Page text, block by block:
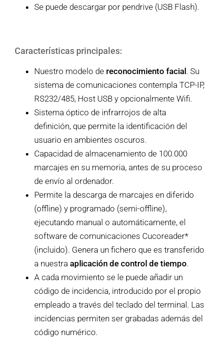
Se puede descargar por pendrive (USB Flash).
Características principales:
Nuestro modelo de reconocimiento facial. Su
sistema de comunicaciones contempla TCP-IP,
RS232/485, Host USB y opcionalmente Wifi.
Sistema óptico de infrarrojos de alta
definición, que permite la identificación del
usuario en ambientes oscuros.
Capacidad de almacenamiento de 100.000
marcajes en su memoria, antes de su proceso
de envío al ordenador.
Permite la descarga de marcajes en diferido
(offline) y programado (semi-offline),
ejecutando manual o automáticamente, el
software de comunicaciones Cucoreader*
(incluido). Genera un fichero que es transferido
a nuestra aplicación de control de tiempo.
A cada movimiento se le puede añadir un
código de incidencia, introducido por el propio
empleado a través del teclado del terminal. Las
incidencias permiten ser grabadas además del
código numérico.